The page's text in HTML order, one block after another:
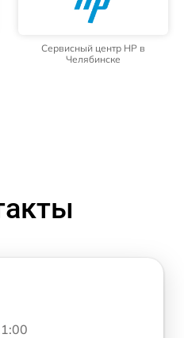
Сервисный центр HP в
Челябинске